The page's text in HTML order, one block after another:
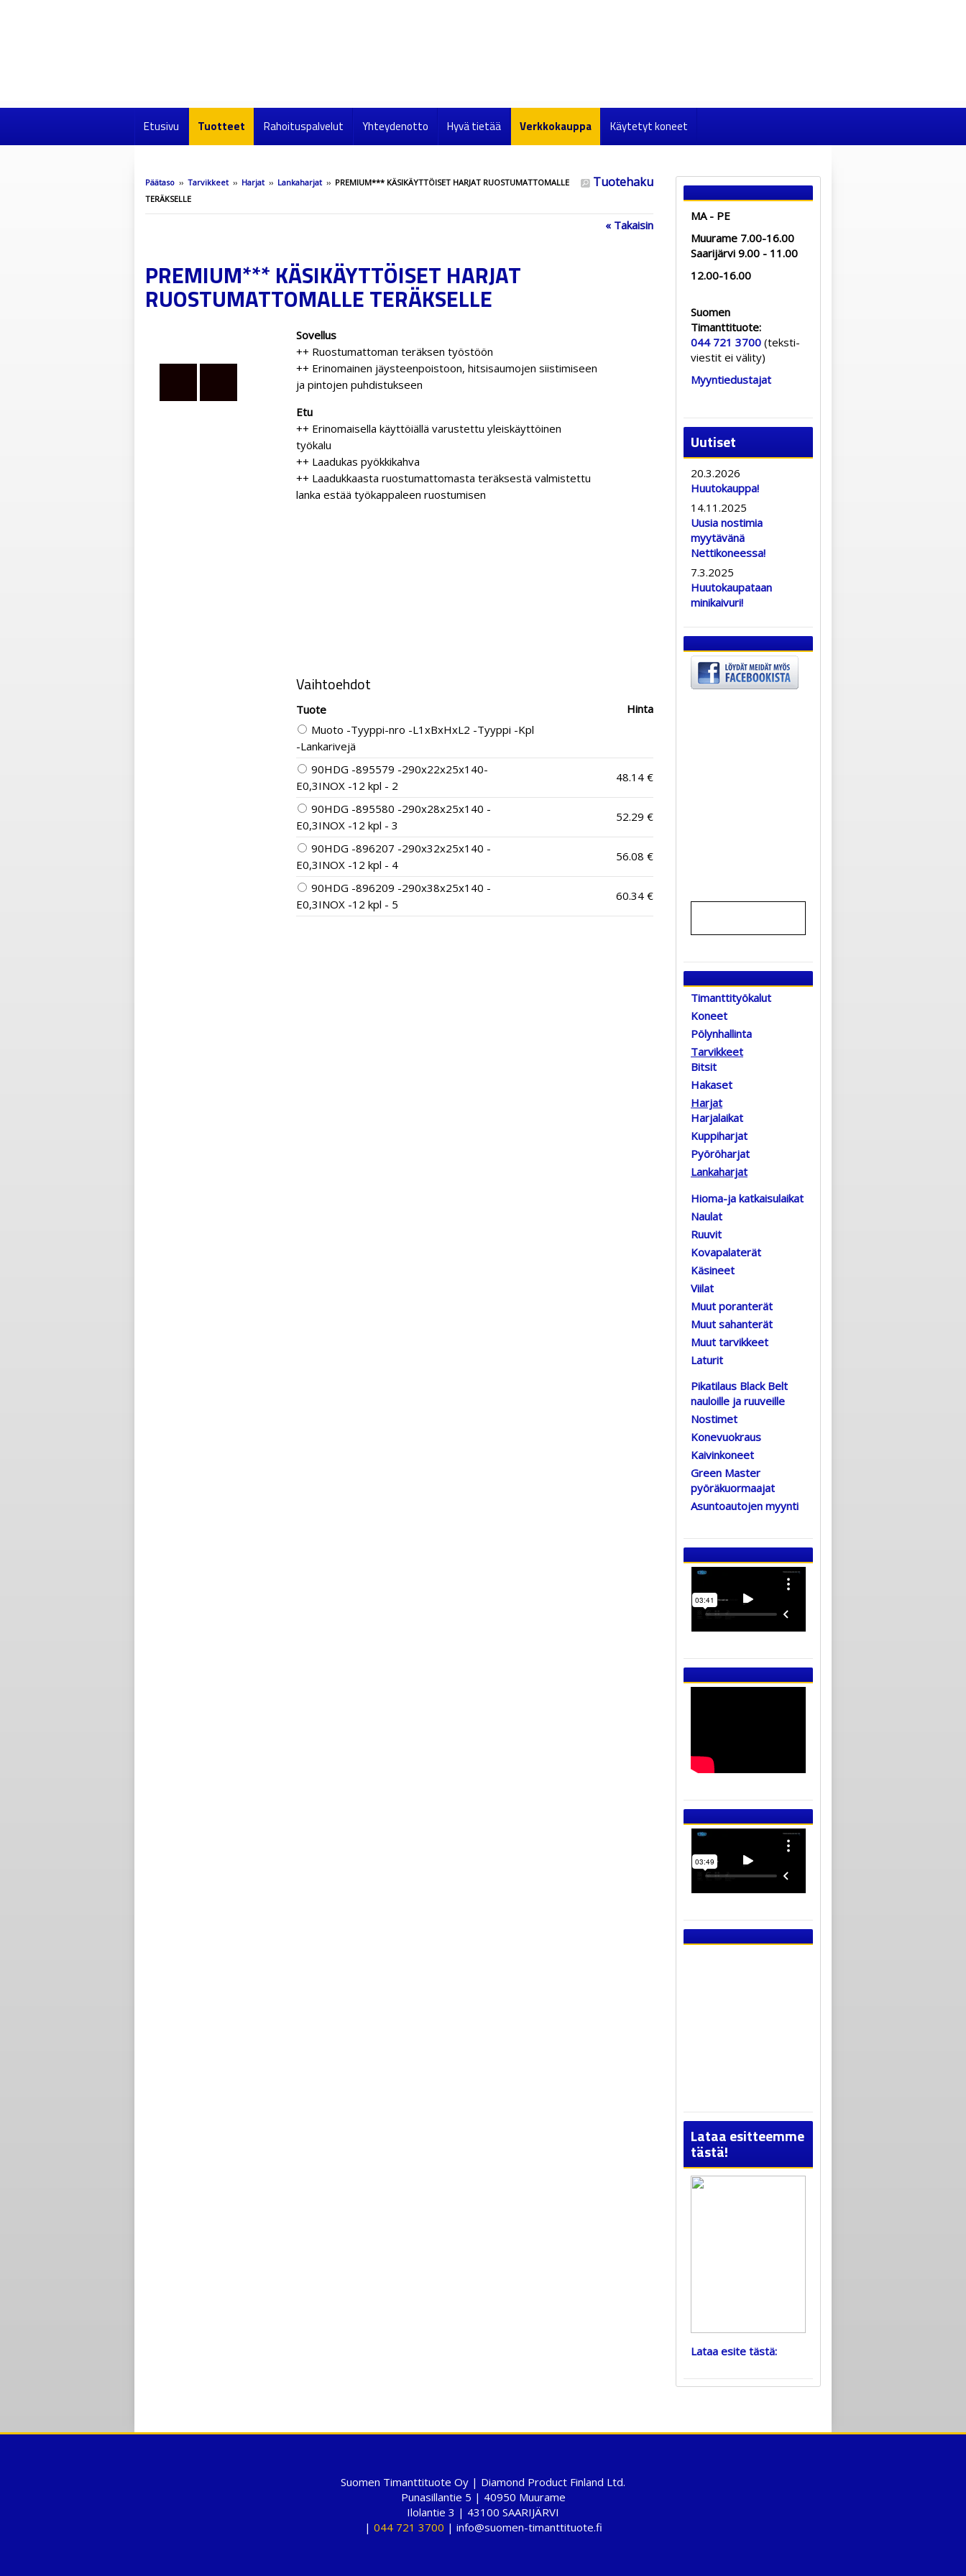
Etusivu Tuotteet Rahoituspalvelut Yhteydenotto Hyvä tietää Verkkokauppa Käytetyt koneet
Tuotehaku
Päätaso ›› Tarvikkeet›› Harjat›› Lankaharjat›› PREMIUM*** KÄSIKÄYTTÖISET HARJAT RUOSTUMATTOMALLE
TERÄKSELLE
« Takaisin
PREMIUM*** KÄSIKÄYTTÖISET HARJAT
RUOSTUMATTOMALLE TERÄKSELLE
Sovellus
++ Ruostumattoman teräksen työstöön
++ Erinomainen jäysteenpoistoon, hitsisaumojen siistimiseen
ja pintojen puhdistukseen
Etu
++ Erinomaisella käyttöiällä varustettu yleiskäyttöinen
työkalu
++ Laadukas pyökkikahva
++ Laadukkaasta ruostumattomasta teräksestä valmistettu
lanka estää työkappaleen ruostumisen
Vaihtoehdot
Tuote
Hinta
Muoto -Tyyppi-nro -L1xBxHxL2 -Tyyppi -Kpl
-Lankarivejä
90HDG -895579 -290x22x25x140-
E0,3INOX -12 kpl - 2
48.14 €
90HDG -895580 -290x28x25x140 -
E0,3INOX -12 kpl - 3
52.29 €
90HDG -896207 -290x32x25x140 -
E0,3INOX -12 kpl - 4
56.08 €
90HDG -896209 -290x38x25x140 -
E0,3INOX -12 kpl - 5
60.34 €
MA - PE
Muurame 7.00-16.00
Saarijärvi 9.00 - 11.00
12.00-16.00
Suomen
Timanttituote:
044 721 3700 (teksti-
viestit ei välity)
Myyntiedustajat
Uutiset
20.3.2026
Huutokauppa!
14.11.2025
Uusia nostimia
myytävänä
Nettikoneessa!
7.3.2025
Huutokaupataan
minikaivuri!
Timanttityökalut
Koneet
Pölynhallinta
Tarvikkeet
Bitsit
Hakaset
Harjat
Harjalaikat
Kuppiharjat
Pyöröharjat
Lankaharjat
Hioma-ja katkaisulaikat
Naulat
Ruuvit
Kovapalaterät
Käsineet
Viilat
Muut poranterät
Muut sahanterät
Muut tarvikkeet
Laturit
Pikatilaus Black Belt
nauloille ja ruuveille
Nostimet
Konevuokraus
Kaivinkoneet
Green Master
pyöräkuormaajat
Asuntoautojen myynti
Lataa esitteemme
tästä!
Lataa esite tästä:
Suomen Timanttituote Oy | Diamond Product Finland Ltd.
Punasillantie 5 | 40950 Muurame
Ilolantie 3 | 43100 SAARIJÄRVI
| 044 721 3700 | info@suomen-timanttituote.fi